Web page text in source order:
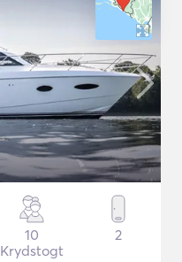
10
Krydstogt
2